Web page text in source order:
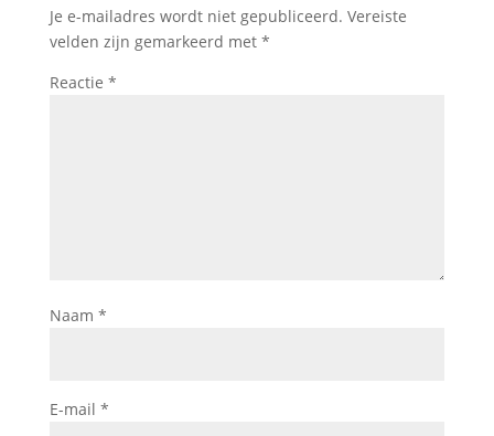
Je e-mailadres wordt niet gepubliceerd. Vereiste
velden zijn gemarkeerd met *
Reactie *
Naam *
E-mail *